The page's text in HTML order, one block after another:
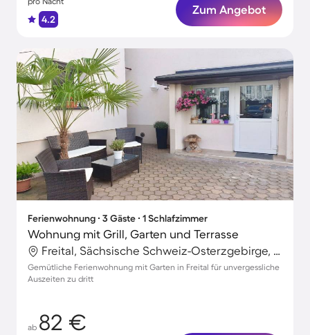
4.2
Zum Angebot
Ferienwohnung ∙ 3 Gäste ∙ 1 Schlafzimmer
Wohnung mit Grill, Garten und Terrasse
Freital, Sächsische Schweiz-Osterzgebirge, Deutschland
Gemütliche Ferienwohnung mit Garten in Freital für unvergessliche
Auszeiten zu dritt
ab 82 €